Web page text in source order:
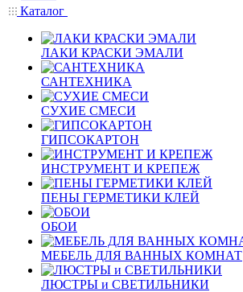
Каталог
ЛАКИ КРАСКИ ЭМАЛИ
САНТЕХНИКА
СУХИЕ СМЕСИ
ГИПСОКАРТОН
ИНСТРУМЕНТ И КРЕПЕЖ
ПЕНЫ ГЕРМЕТИКИ КЛЕЙ
ОБОИ
МЕБЕЛЬ ДЛЯ ВАННЫХ КОМНАТ
ЛЮСТРЫ и СВЕТИЛЬНИКИ